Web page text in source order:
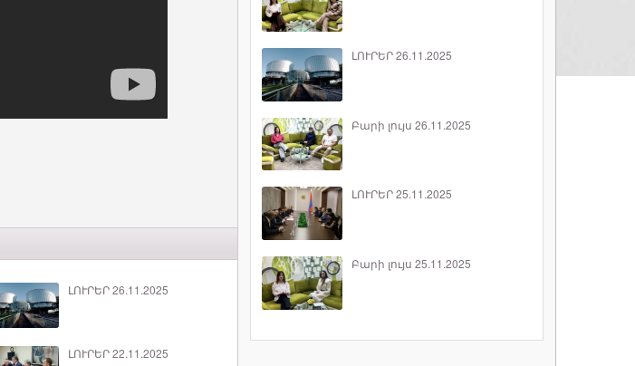
ԼՈՒՐԵՐ 26.11.2025
ԼՈՒՐԵՐ 22.11.2025
ԼՈՒՐԵՐ 26.11.2025
Բարի լույս 26.11.2025
ԼՈՒՐԵՐ 25.11.2025
Բարի լույս 25.11.2025